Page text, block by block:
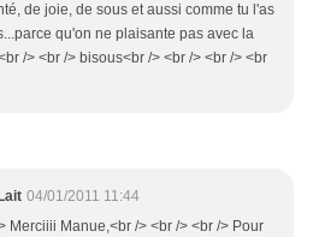
de joie, de sous et aussi comme tu l'as
qu'on ne plaisante pas avec la
/> <br /> bisous<br /> <br /> <br /> <br
04/01/2011 11:44
Merciiii Manue,<br /> <br /> <br /> Pour